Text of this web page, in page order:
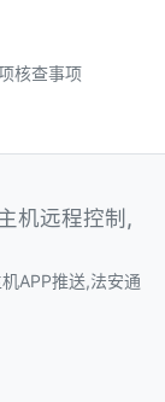
核查事项
机远程控制,
APP推送,法安通